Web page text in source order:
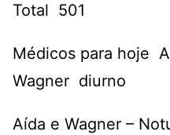
Total 501
Médicos para hoje
Wagner diurno
Aída e Wagner –